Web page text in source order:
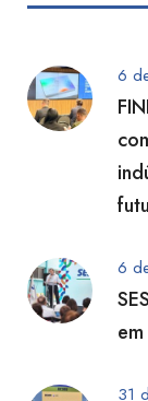
6
6
31